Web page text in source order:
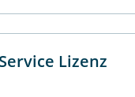
Lizenz